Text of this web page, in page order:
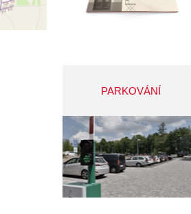
PARKOVÁNÍ